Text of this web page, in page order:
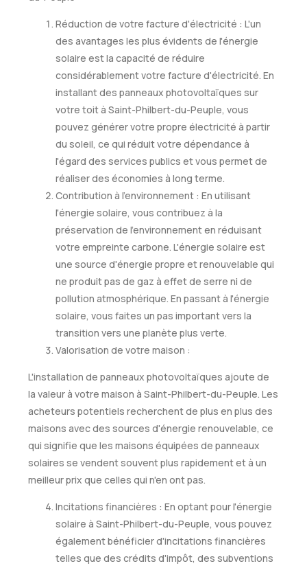
Réduction de votre facture d'électricité : L'un
des avantages les plus évidents de l'énergie
solaire est la capacité de réduire
considérablement votre facture d'électricité. En
installant des panneaux photovoltaïques sur
votre toit à Saint-Philbert-du-Peuple, vous
pouvez générer votre propre électricité à partir
du soleil, ce qui réduit votre dépendance à
l'égard des services publics et vous permet de
réaliser des économies à long terme.
Contribution à l'environnement : En utilisant
l'énergie solaire, vous contribuez à la
préservation de l'environnement en réduisant
votre empreinte carbone. L'énergie solaire est
une source d'énergie propre et renouvelable qui
ne produit pas de gaz à effet de serre ni de
pollution atmosphérique. En passant à l'énergie
solaire, vous faites un pas important vers la
transition vers une planète plus verte.
Valorisation de votre maison :
L'installation de panneaux photovoltaïques ajoute de
la valeur à votre maison à Saint-Philbert-du-Peuple. Les
acheteurs potentiels recherchent de plus en plus des
maisons avec des sources d'énergie renouvelable, ce
qui signifie que les maisons équipées de panneaux
solaires se vendent souvent plus rapidement et à un
meilleur prix que celles qui n'en ont pas.
Incitations financières : En optant pour l'énergie
solaire à Saint-Philbert-du-Peuple, vous pouvez
également bénéficier d'incitations financières
telles que des crédits d'impôt, des subventions